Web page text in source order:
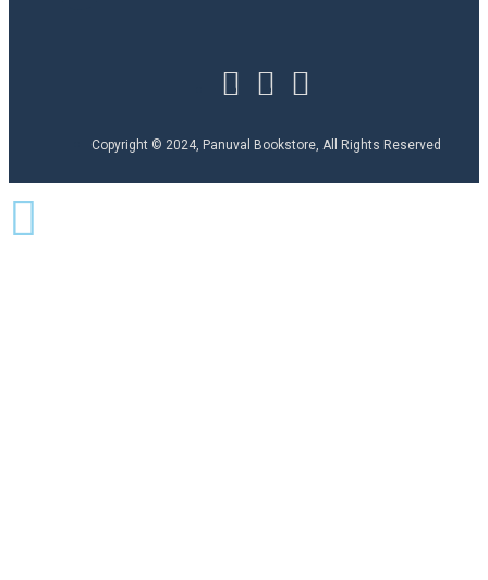
Copyright © 2024, Panuval Bookstore, All Rights Reserved